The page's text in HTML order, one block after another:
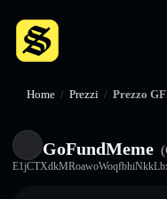
Home / Prezzi / Prezzo
GoFundMeme